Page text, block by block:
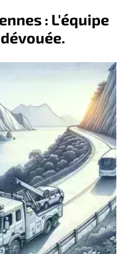
: L'équipe